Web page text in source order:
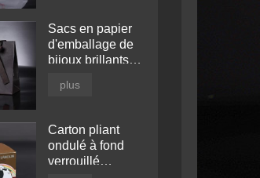
Sacs en papier
d'emballage de
bijoux brillants
mesure
plus
Carton pliant
ondulé à fond
verrouillé